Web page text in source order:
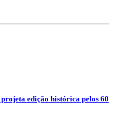
edição histórica pelos 60